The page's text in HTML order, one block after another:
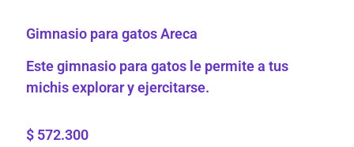
Gimnasio para gatos Areca
Este gimnasio para gatos le permite a tus
michis explorar y ejercitarse.
$ 572.300